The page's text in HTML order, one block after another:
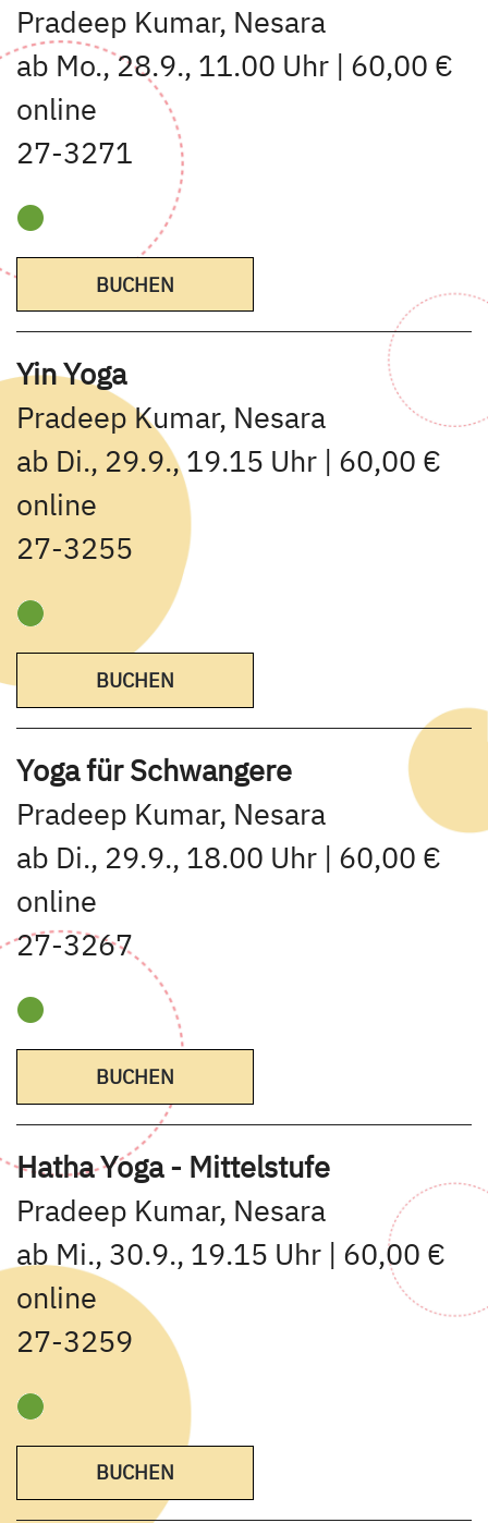
Pradeep Kumar, Nesara
ab Mo., 28.9., 11.00 Uhr | 60,00 €
online
27-3271
BUCHEN
Yin Yoga
Pradeep Kumar, Nesara
ab Di., 29.9., 19.15 Uhr | 60,00 €
online
27-3255
BUCHEN
Yoga für Schwangere
Pradeep Kumar, Nesara
ab Di., 29.9., 18.00 Uhr | 60,00 €
online
27-3267
BUCHEN
Hatha Yoga - Mittelstufe
Pradeep Kumar, Nesara
ab Mi., 30.9., 19.15 Uhr | 60,00 €
online
27-3259
BUCHEN